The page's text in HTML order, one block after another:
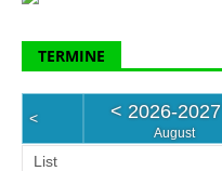
TERMINE
< < 2026-2027
August
List